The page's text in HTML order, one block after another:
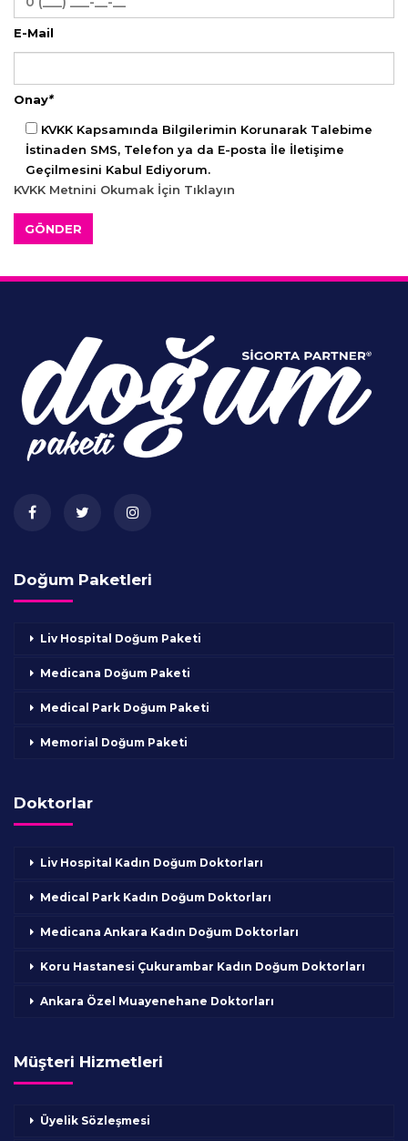
E-Mail
Onay*
KVKK Kapsamında Bilgilerimin Korunarak Talebime
İstinaden SMS, Telefon ya da E-posta İle İletişime
Geçilmesini Kabul Ediyorum.
KVKK Metnini Okumak İçin Tıklayın
Doğum Paketleri
Liv Hospital Doğum Paketi
Medicana Doğum Paketi
Medical Park Doğum Paketi
Memorial Doğum Paketi
Doktorlar
Liv Hospital Kadın Doğum Doktorları
Medical Park Kadın Doğum Doktorları
Medicana Ankara Kadın Doğum Doktorları
Koru Hastanesi Çukurambar Kadın Doğum Doktorları
Ankara Özel Muayenehane Doktorları
Müşteri Hizmetleri
Üyelik Sözleşmesi